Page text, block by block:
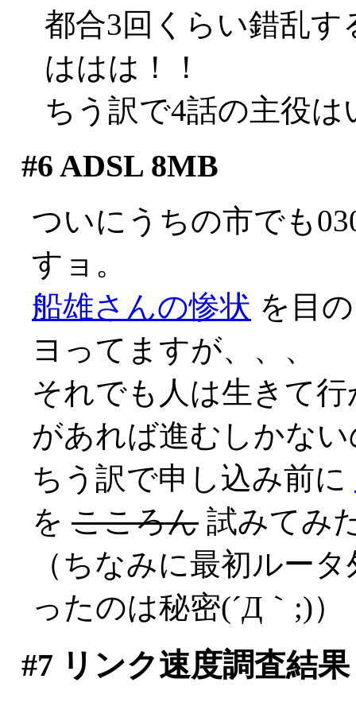
都合3回くらい錯乱
ははは！！
ちう訳で4話の主役
#6 ADSL 8MB
ついにうちの市でも
すョ。
船雄さんの惨状 を目
ヨってますが、、、
それでも人は生きて
があれば進むしかな
ちう訳で申し込み前に
を こころん 試みてみ
（ちなみに最初ルー
ったのは秘密(´Д｀;)）
#7 リンク速度調査結果